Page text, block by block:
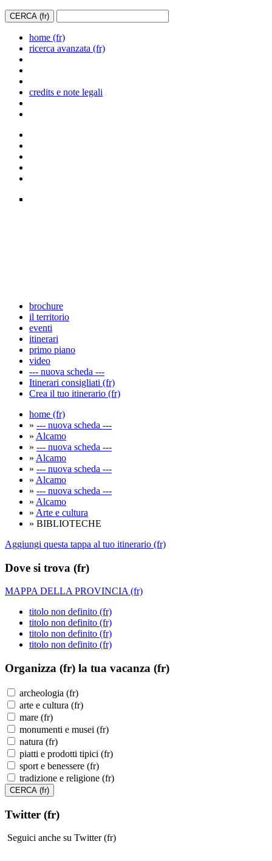
home (fr)
ricerca avanzata (fr)
credits e note legali
brochure
il territorio
eventi
itinerari
primo piano
video
--- nuova scheda ---
Itinerari consigliati (fr)
Crea il tuo itinerario (fr)
home (fr)
» --- nuova scheda ---
» Alcamo
» --- nuova scheda ---
» Alcamo
» --- nuova scheda ---
» Alcamo
» --- nuova scheda ---
» Alcamo
» Arte e cultura
» BIBLIOTECHE
Aggiungi questa tappa al tuo itinerario (fr)
Dove si trova (fr)
MAPPA DELLA PROVINCIA (fr)
titolo non definito (fr)
titolo non definito (fr)
titolo non definito (fr)
titolo non definito (fr)
Organizza (fr) la tua vacanza (fr)
archeologia (fr)
arte e cultura (fr)
mare (fr)
monumenti e musei (fr)
natura (fr)
piatti e prodotti tipici (fr)
sport e benessere (fr)
tradizione e religione (fr)
Twitter (fr)
Seguici anche su Twitter (fr)